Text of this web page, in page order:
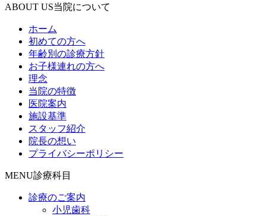
ABOUT US当院について
ホーム
初めての方へ
年齢別の診療方針
お子様連れの方へ
理念
当院の特徴
医院案内
施設基準
スタッフ紹介
院長の想い
プライバシーポリシー
MENU診療科目
診療のご案内
小児歯科